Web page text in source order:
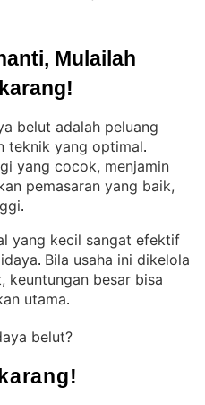
Mulailah
belut adalah peluang
teknik yang optimal
yang cocok, menjamin
pemasaran yang baik,
.
yang kecil sangat efektif
. Bila usaha ini dikelola
keuntungan besar bisa
utama.
belut?